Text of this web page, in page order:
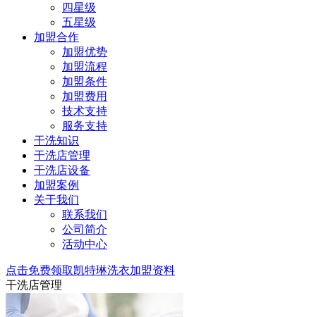
四星级
五星级
加盟合作
加盟优势
加盟流程
加盟条件
加盟费用
技术支持
服务支持
干洗知识
干洗店管理
干洗店设备
加盟案例
关于我们
联系我们
公司简介
活动中心
点击免费领取凯特琳洗衣加盟资料
干洗店管理